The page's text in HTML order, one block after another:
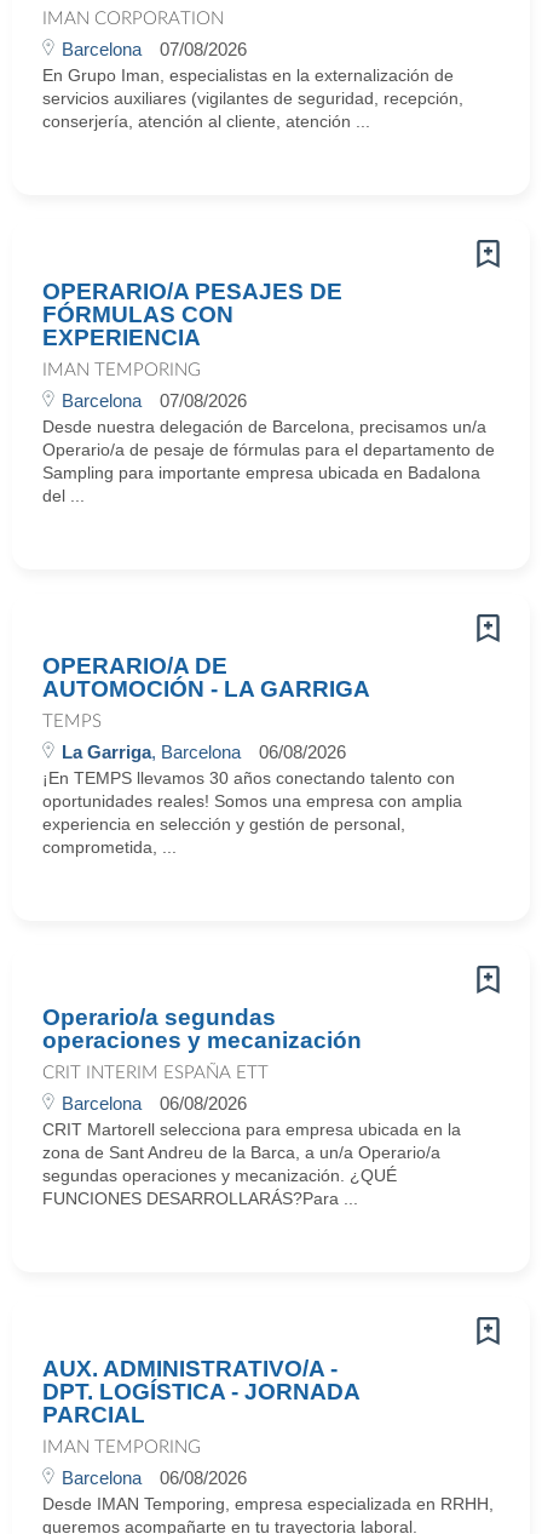
IMAN CORPORATION
Barcelona 07/08/2026
En Grupo Iman, especialistas en la externalización de
servicios auxiliares (vigilantes de seguridad, recepción,
conserjería, atención al cliente, atención ...
OPERARIO/A PESAJES DE
FÓRMULAS CON
EXPERIENCIA
IMAN TEMPORING
Barcelona 07/08/2026
Desde nuestra delegación de Barcelona, precisamos un/a
Operario/a de pesaje de fórmulas para el departamento de
Sampling para importante empresa ubicada en Badalona
del ...
OPERARIO/A DE
AUTOMOCIÓN - LA GARRIGA
TEMPS
La Garriga, Barcelona 06/08/2026
¡En TEMPS llevamos 30 años conectando talento con
oportunidades reales! Somos una empresa con amplia
experiencia en selección y gestión de personal,
comprometida, ...
Operario/a segundas
operaciones y mecanización
CRIT INTERIM ESPAÑA ETT
Barcelona 06/08/2026
CRIT Martorell selecciona para empresa ubicada en la
zona de Sant Andreu de la Barca, a un/a Operario/a
segundas operaciones y mecanización. ¿QUÉ
FUNCIONES DESARROLLARÁS?Para ...
AUX. ADMINISTRATIVO/A -
DPT. LOGÍSTICA - JORNADA
PARCIAL
IMAN TEMPORING
Barcelona 06/08/2026
Desde IMAN Temporing, empresa especializada en RRHH,
queremos acompañarte en tu trayectoria laboral.